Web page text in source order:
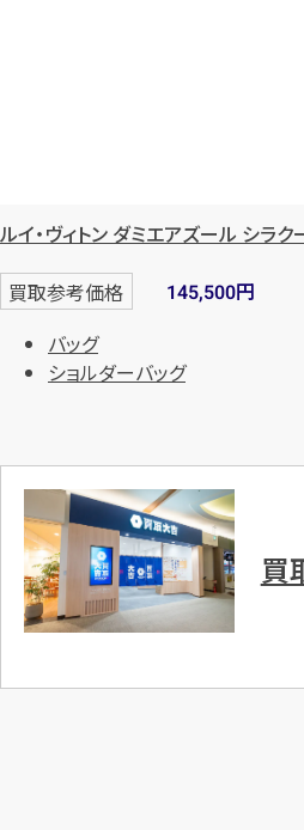
ルイ・ヴィトン ダミエアズール シラ
買取参考価格 145,500円
バッグ
ショルダーバッグ
買